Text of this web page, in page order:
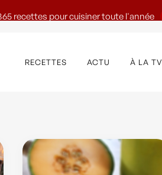
recettes pour cuisiner toute l'année
RECETTES ACTU À LA TV